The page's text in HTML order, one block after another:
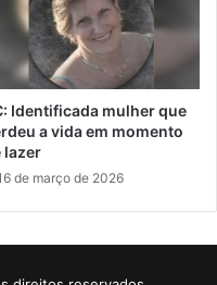
Identificada mulher que
a vida em momento
lazer
de março de 2026